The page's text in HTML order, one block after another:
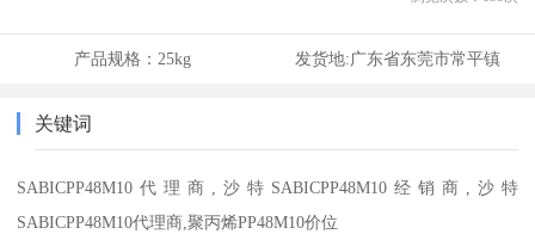
产品规格： 25kg 发货地:广东省东莞市常平镇
关键词
SABICPP48M10代理商,沙特SABICPP48M10经销商,沙特
SABICPP48M10代理商,聚丙烯PP48M10价位